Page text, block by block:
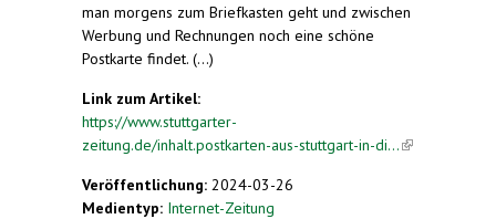
man morgens zum Briefkasten geht und zwischen
Werbung und Rechnungen noch eine schöne
Postkarte findet. (...)
Link zum Artikel:
https://www.stuttgarter-
zeitung.de/inhalt.postkarten-aus-stuttgart-in-di...(link is
Veröffentlichung: 2024-03-26
Medientyp: Internet-Zeitung